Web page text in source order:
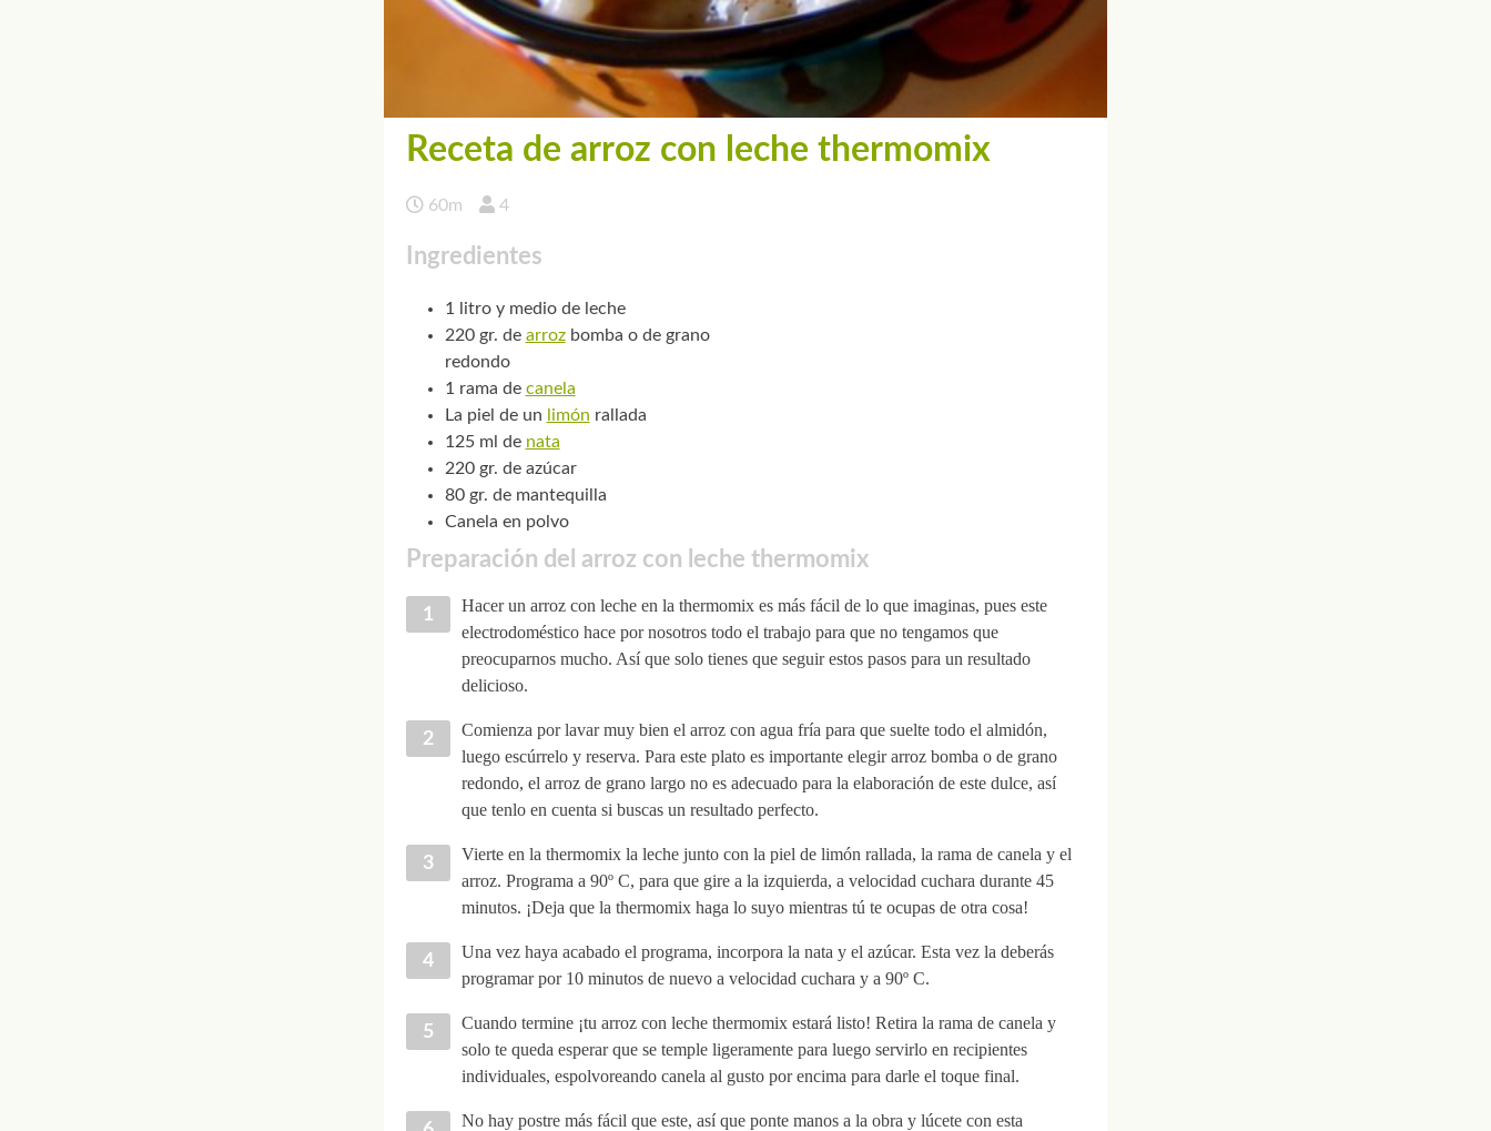
Receta de arroz con leche thermomix
60m 4
Ingredientes
1 litro y medio de leche
220 gr. de arrozbomba o de grano
redondo
1 rama de canela
La piel de un
limón rallada
125 ml de nata
220 gr. de azúcar
80 gr. de mantequilla
Canela en polvo
Preparación del arroz con leche thermomix
Hacer un arroz con leche en la thermomix es más fácil de lo que imaginas, pues este
electrodoméstico hace por nosotros todo el trabajo para que no tengamos que
preocuparnos mucho. Así que solo tienes que seguir estos pasos para un resultado
delicioso.
Comienza por lavar muy bien el arroz con agua fría para que suelte todo el almidón,
luego escúrrelo y reserva. Para este plato es importante elegir arroz bomba o de grano
redondo, el arroz de grano largo no es adecuado para la elaboración de este dulce, así
que tenlo en cuenta si buscas un resultado perfecto.
Vierte en la thermomix la leche junto con la piel de limón rallada, la rama de canela y el
arroz. Programa a 90º C, para que gire a la izquierda, a velocidad cuchara durante 45
minutos. ¡Deja que la thermomix haga lo suyo mientras tú te ocupas de otra cosa!
Una vez haya acabado el programa, incorpora la nata y el azúcar. Esta vez la deberás
programar por 10 minutos de nuevo a velocidad cuchara y a 90º C.
Cuando termine ¡tu arroz con leche thermomix estará listo! Retira la rama de canela y
solo te queda esperar que se temple ligeramente para luego servirlo en recipientes
individuales, espolvoreando canela al gusto por encima para darle el toque final.
No hay postre más fácil que este, así que ponte manos a la obra y lúcete con esta